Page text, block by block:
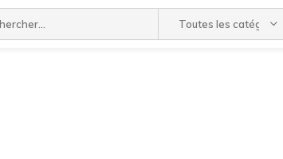
Toutes les catégories